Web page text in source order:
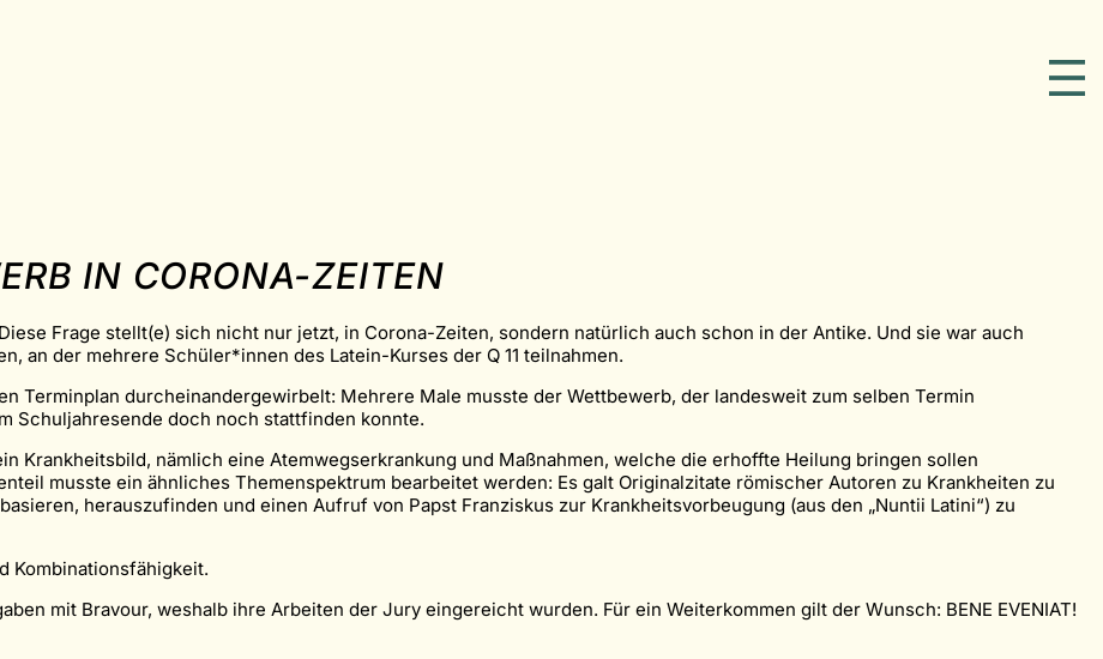
IN CORONA-ZEITEN
Frage stellt(e) sich nicht nur jetzt, in Corona-Zeiten, sondern natürlich auch schon in der Antike. Und sie war auch
an der mehrere Schüler*innen des Latein-Kurses der Q 11 teilnahmen.
Terminplan durcheinandergewirbelt: Mehrere Male musste der Wettbewerb, der landesweit zum selben Termin
Schuljahresende doch noch stattfinden konnte.
Krankheitsbild, nämlich eine Atemwegserkrankung und Maßnahmen, welche die erhoffte Heilung bringen sollen
musste ein ähnliches Themenspektrum bearbeitet werden: Es galt Originalzitate römischer Autoren zu Krankheiten zu
herauszufinden und einen Aufruf von Papst Franziskus zur Krankheitsvorbeugung (aus den „Nuntii Latini“) zu
Kombinationsfähigkeit.
mit Bravour, weshalb ihre Arbeiten der Jury eingereicht wurden. Für ein Weiterkommen gilt der Wunsch: BENE EVENIAT!